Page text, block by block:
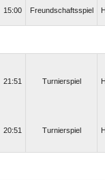
15:00 Freundschaftsspiel
21:51 Turnierspiel
20:51 Turnierspiel